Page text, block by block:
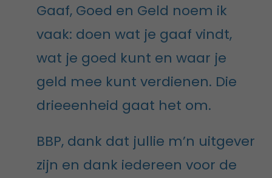
Gaaf, Goed en Geld noem ik
vaak: doen wat je gaaf vindt,
wat je goed kunt en waar je
geld mee kunt verdienen. Die
drieeenheid gaat het om.
BBP, dank dat jullie m’n uitgever
zijn en dank iedereen voor de